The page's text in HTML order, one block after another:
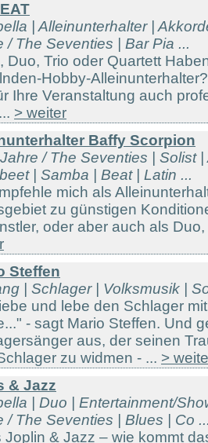
| Alleinunterhalter |
/ The Seventies | Bar Pia ...
Duo, Trio oder Quartett
Hobby-
Ihre Veranstaltung auch
> weiter
Baffy Scorpion
/ The Seventies | Solist
| Samba | Beat | Latin ...
mich als
zu günstigen
oder aber auch als
Steffen
| Schlager | Volksmusik |
und lebe den Schlager
- sagt Mario Steffen. Und
aus, der seinen
zu widmen - ... >
& Jazz
| Duo | Entertainment/
/ The Seventies | Blues | Co
Joplin & Jazz – wie kommt